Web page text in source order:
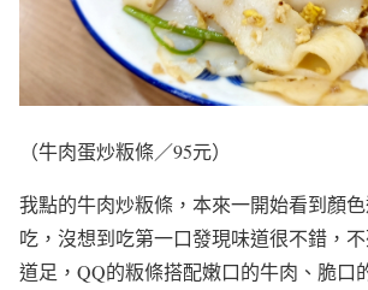
（牛肉蛋炒粄條／95元）
我點的牛肉炒粄條，本來一開始看到顏
吃，沒想到吃第一口發現味道很不錯，
道足，QQ的粄條搭配嫩口的牛肉、脆口